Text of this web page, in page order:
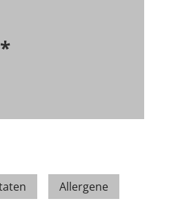
*
Allergene